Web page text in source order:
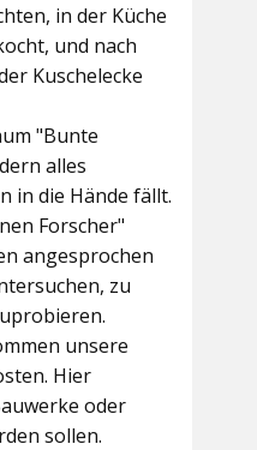
in der Küche
und nach
Kuschelecke
"Bunte
alles
in die Hände fällt.
Forscher"
angesprochen
zu
unsere
Hier
oder
sollen.